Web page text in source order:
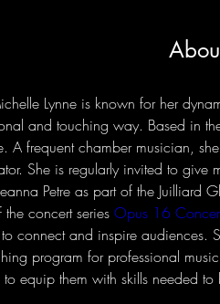
Lynne is known for her
and touching way. Based in
A frequent chamber musician,
She is regularly invited to give
Petre as part of the Juilliard
concert series Opus 16
connect and inspire audiences.
program for professional
equip them with skills needed